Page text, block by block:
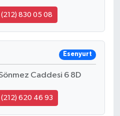
830 05 08
Esenyurt
Caddesi 6 8D
(212) 620 46 93